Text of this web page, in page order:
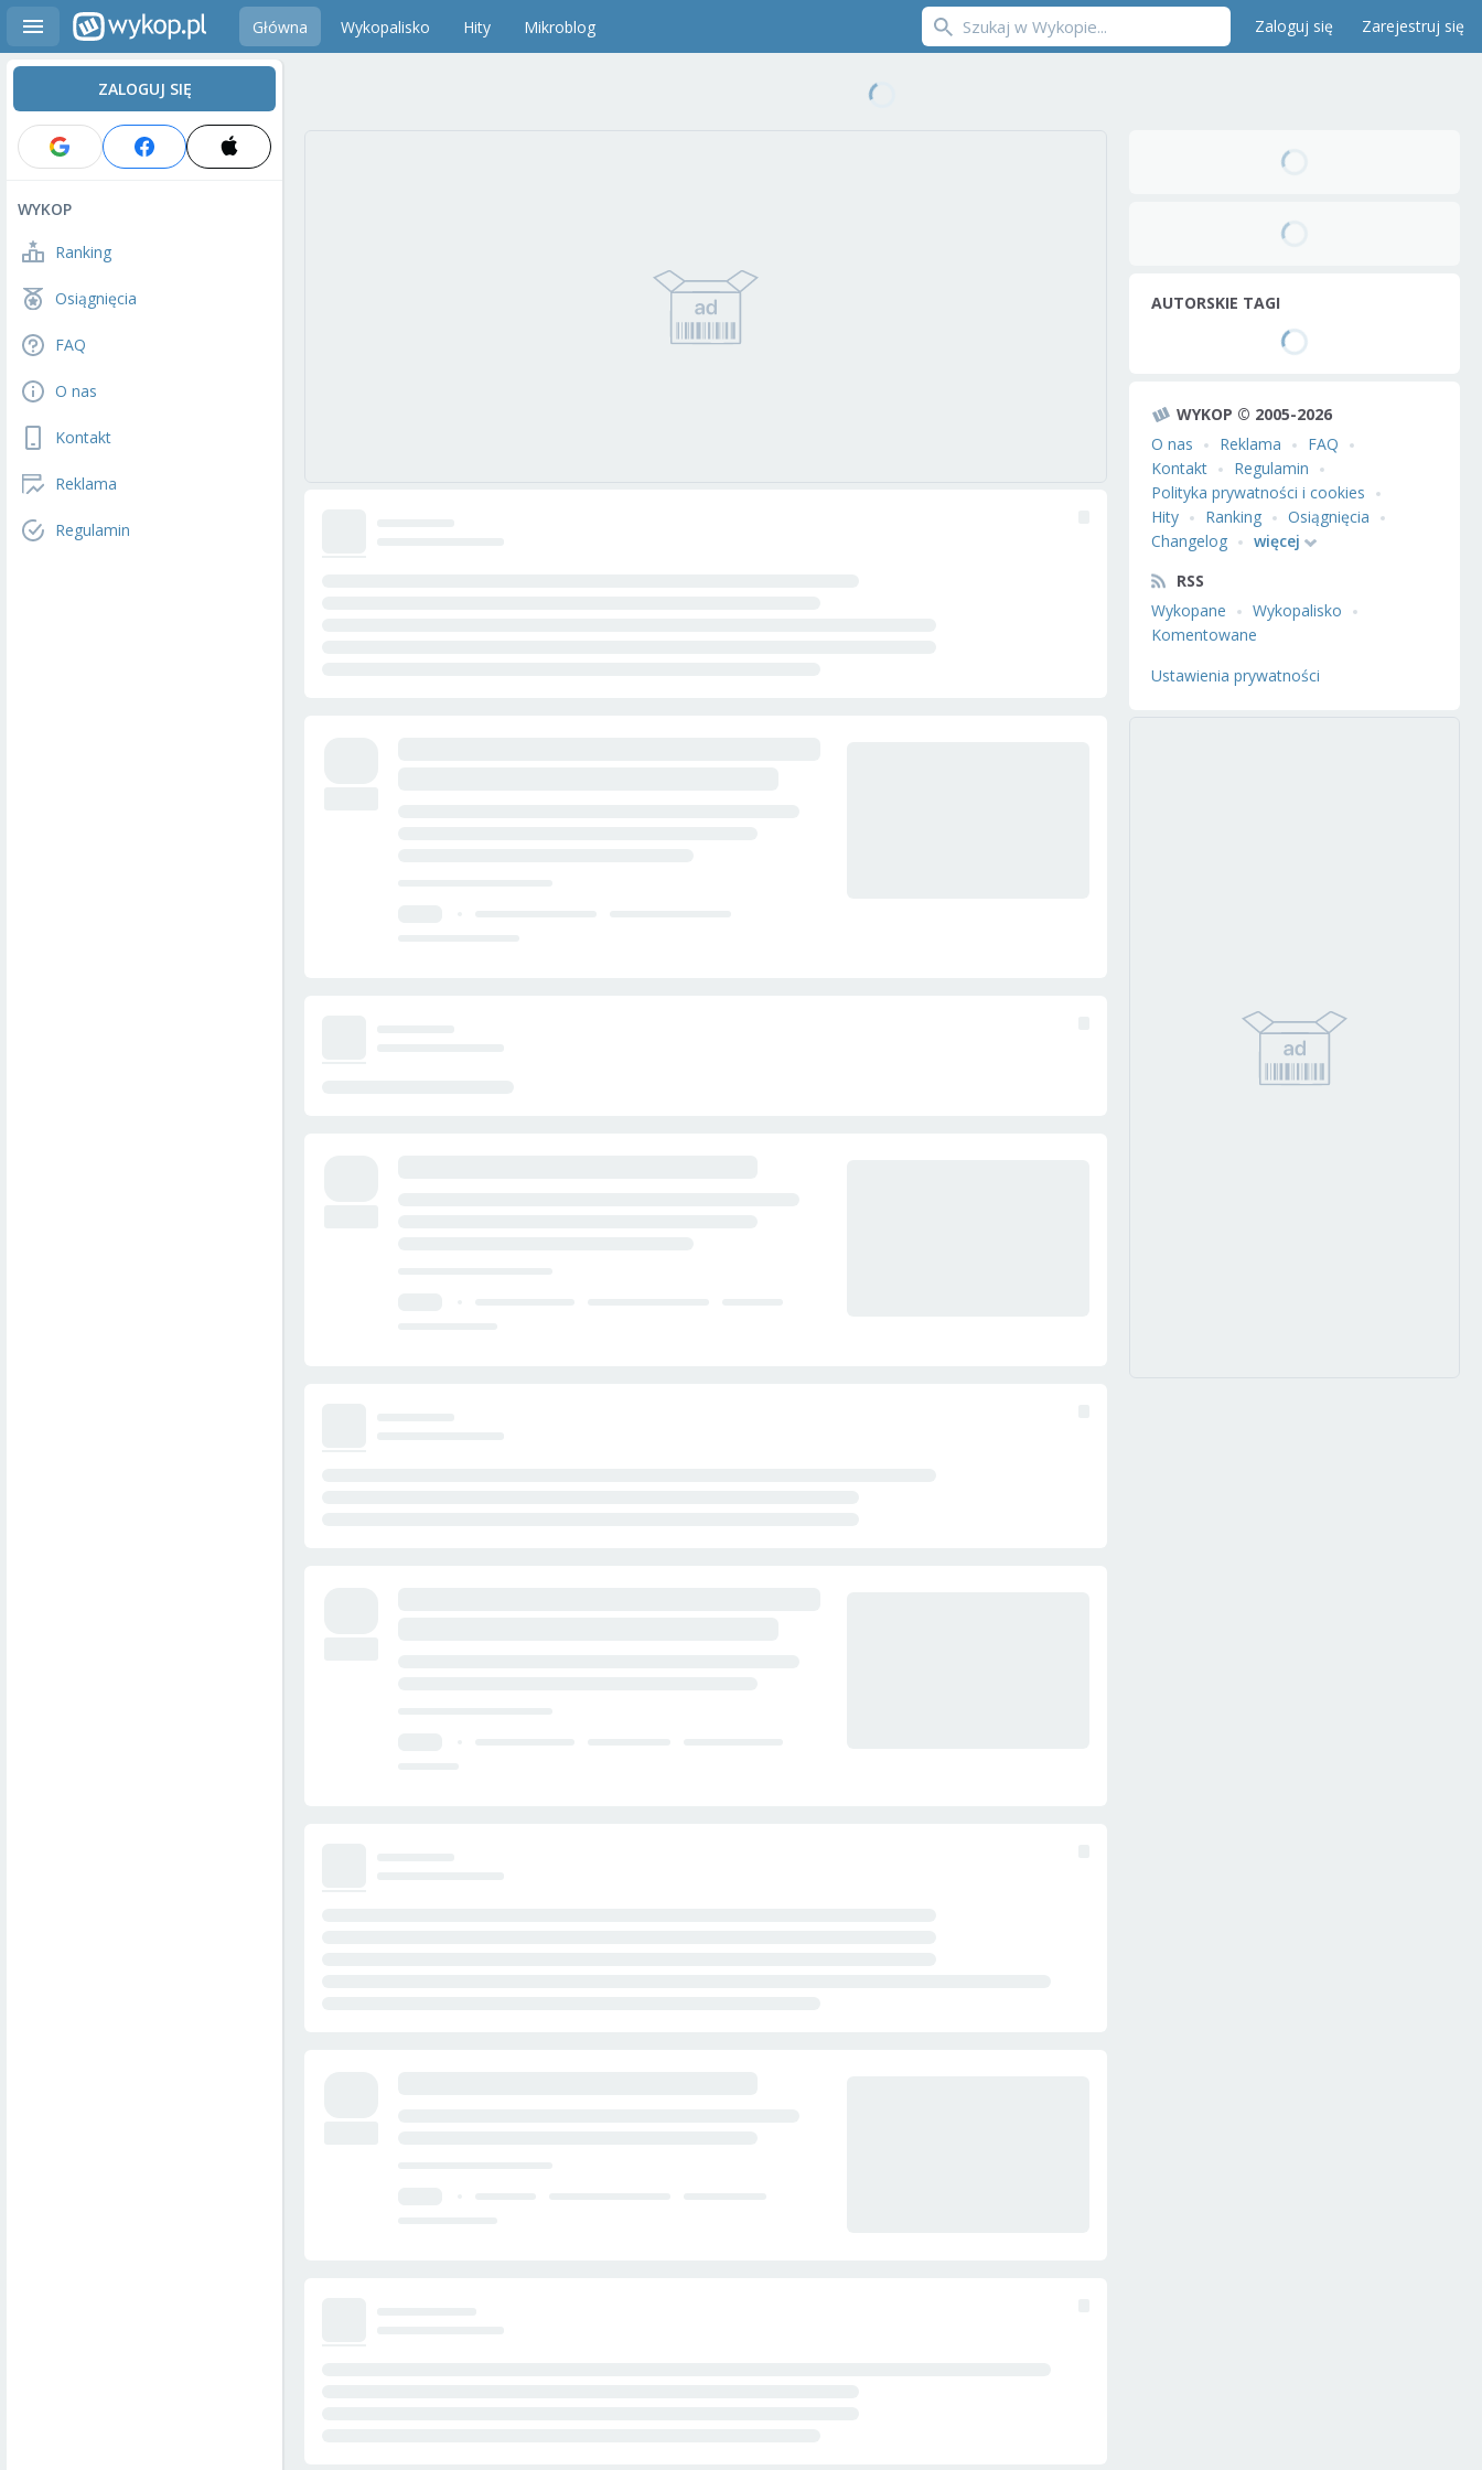
Główna Wykopalisko Hity Mikroblog Zaloguj się Zarejestruj się
ZALOGUJ SIĘ
WYKOP
Ranking
Osiągnięcia
FAQ
O nas
Kontakt
Reklama
Regulamin
AUTORSKIE TAGI
WYKOP © 2005-2026
O nas
Reklama
FAQ
Kontakt
Regulamin
Polityka prywatności i cookies
Hity
Ranking
Osiągnięcia
Changelog
więcej
RSS
Wykopane
Wykopalisko
Komentowane
Ustawienia prywatności